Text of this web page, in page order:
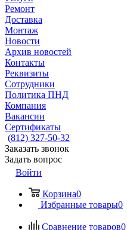
Ремонт
Доставка
Монтаж
Новости
Архив новостей
Контакты
Реквизиты
Сотрудники
Политика ПНД
Компания
Вакансии
Сертификаты
(812) 327-50-32
Заказать звонок
Задать вопрос
Войти
Корзина0
Избранные товары0
Сравнение товаров0